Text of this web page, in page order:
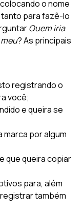
o nome
para fazê-lo
Quem iria
? As principais
registrando o
você;
e queira se
marca por algum
que queira copiar
para, além
também